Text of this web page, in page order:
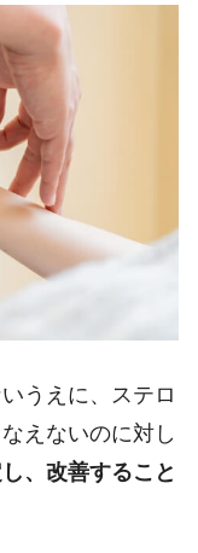
うえに、ステロ
えないのに対し
、改善すること